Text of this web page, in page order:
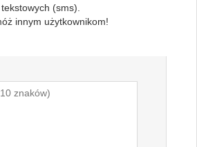
(sms).
innym użytkownikom!